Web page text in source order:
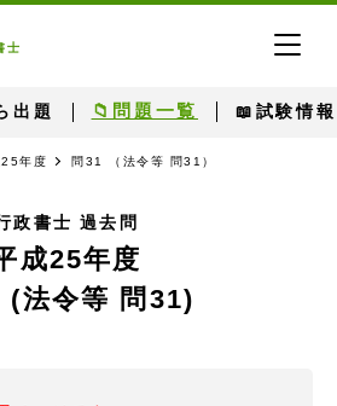
士
出題 📁問題一覧 📖試験情報
年度 問31 （法令等 問31）
政書士 過去問
成25年度
(法令等 問31)